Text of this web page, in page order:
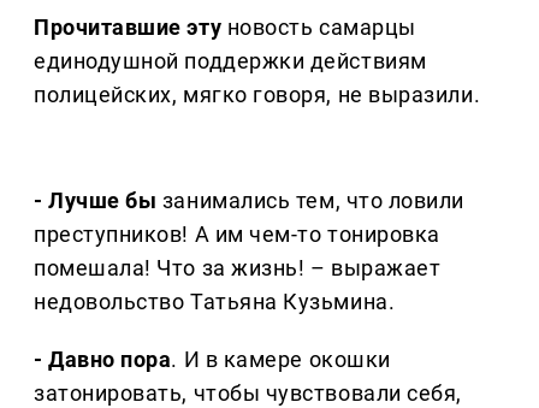
Прочитавшие эту новость самарцы
единодушной поддержки действиям
полицейских, мягко говоря, не выразили.
- Лучше бы занимались тем, что ловили
преступников! А им чем-то тонировка
помешала! Что за жизнь! – выражает
недовольство Татьяна Кузьмина.
- Давно пора. И в камере окошки
затонировать, чтобы чувствовали себя,